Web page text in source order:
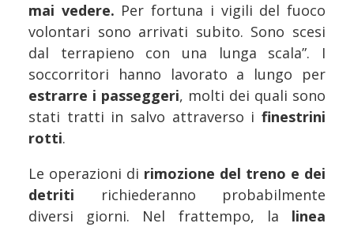
mai vedere. Per fortuna i vigili del fuoco
volontari sono arrivati subito. Sono scesi
dal terrapieno con una lunga scala”. I
soccorritori hanno lavorato a lungo per
estrarre i passeggeri, molti dei quali sono
stati tratti in salvo attraverso i finestrini
rotti.
Le operazioni di rimozione del treno e dei
detriti richiederanno probabilmente
diversi giorni. Nel frattempo, la linea